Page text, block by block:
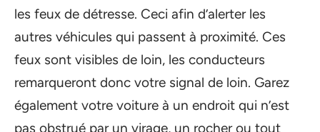
les feux de détresse. Ceci afin d’alerter les
autres véhicules qui passent à proximité. Ces
feux sont visibles de loin, les conducteurs
remarqueront donc votre signal de loin. Garez
également votre voiture à un endroit qui n’est
pas obstrué par un virage, un rocher ou tout